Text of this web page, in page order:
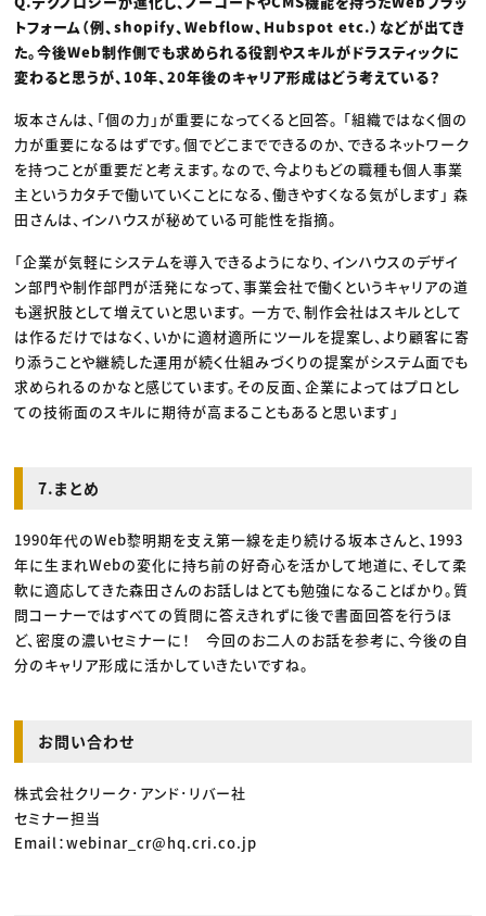
トフォーム（例、shopify、Webflow、Hubspot etc.）などが出てき
た。今後Web制作側でも求められる役割やスキルがドラスティックに
変わると思うが、10年、20年後のキャリア形成はどう考えている？
坂本さんは、「個の力」が重要になってくると回答。 「組織ではなく個の
力が重要になるはずです。個でどこまでできるのか、できるネットワーク
を持つことが重要だと考えます。なので、今よりもどの職種も個人事業
主というカタチで働いていくことになる、働きやすくなる気がします」 森
田さんは、インハウスが秘めている可能性を指摘。
「企業が気軽にシステムを導入できるようになり、インハウスのデザイ
ン部門や制作部門が活発になって、事業会社で働くというキャリアの道
も選択肢として増えていと思います。 一方で、制作会社はスキルとして
は作るだけではなく、いかに適材適所にツールを提案し、より顧客に寄
り添うことや継続した運用が続く仕組みづくりの提案がシステム面でも
求められるのかなと感じています。その反面、企業によってはプロとし
ての技術面のスキルに期待が高まることもあると思います」
7.まとめ
1990年代のWeb黎明期を支え第一線を走り続ける坂本さんと、1993
年に生まれWebの変化に持ち前の好奇心を活かして地道に、そして柔
軟に適応してきた森田さんのお話しはとても勉強になることばかり。質
問コーナーではすべての質問に答えきれずに後で書面回答を行うほ
ど、密度の濃いセミナーに！ 今回のお二人のお話を参考に、今後の自
分のキャリア形成に活かしていきたいですね。
お問い合わせ
株式会社クリーク･アンド･リバー社
セミナー担当
Email：webinar_cr@hq.cri.co.jp